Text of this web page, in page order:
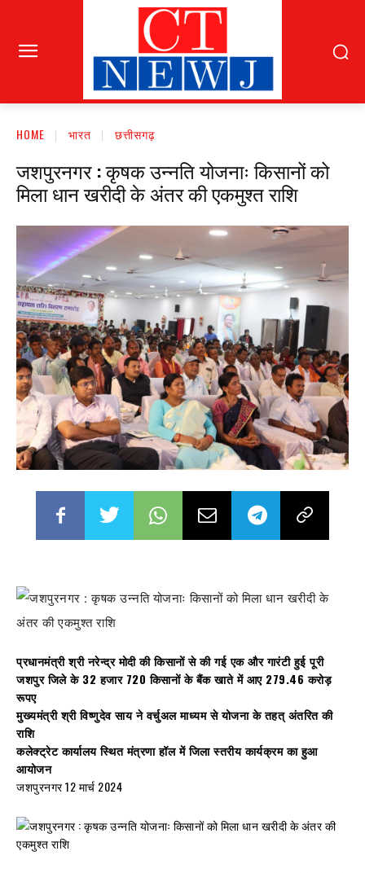
HOME भारत छत्तीसगढ़
जशपुरनगर : कृषक उन्नति योजनाः किसानों को
मिला धान खरीदी के अंतर की एकमुश्त राशि
प्रधानमंत्री श्री नरेन्द्र मोदी की किसानों से की गई एक और गारंटी हुई पूरी
जशपुर जिले के 32 हजार 720 किसानों के बैंक खाते में आए 279.46 करोड़
रूपए
मुख्यमंत्री श्री विष्णुदेव साय ने वर्चुअल माध्यम से योजना के तहत् अंतरित की
राशि
कलेक्ट्रेट कार्यालय स्थित मंत्रणा हॉल में जिला स्तरीय कार्यक्रम का हुआ
आयोजन
जशपुरनगर 12 मार्च 2024